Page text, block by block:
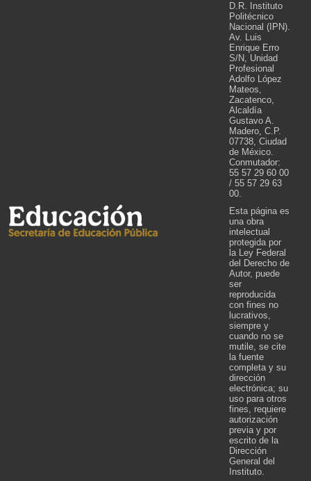
D.R. Instituto
Politécnico
Nacional (IPN).
Av. Luis
Enrique Erro
S/N, Unidad
Profesional
Adolfo López
Mateos,
Zacatenco,
Alcaldía
Gustavo A.
Madero, C.P.
07738, Ciudad
de México.
Conmutador:
55 57 29 60 00
/ 55 57 29 63
00.
Esta página es
una obra
intelectual
protegida por
la Ley Federal
del Derecho de
Autor, puede
ser
reproducida
con fines no
lucrativos,
siempre y
cuando no se
mutile, se cite
la fuente
completa y su
dirección
electrónica; su
uso para otros
fines, requiere
autorización
previa y por
escrito de la
Dirección
General del
Instituto.